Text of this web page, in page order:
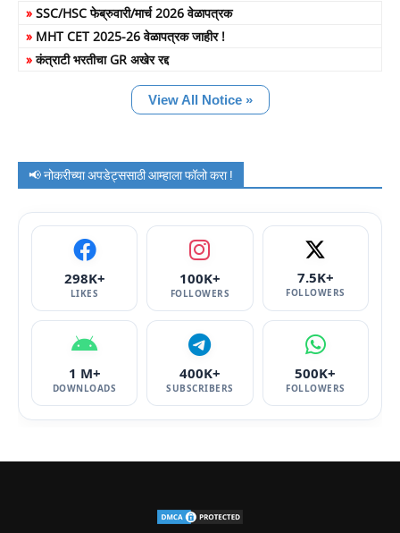
» SSC/HSC फेब्रुवारी/मार्च 2026 वेळापत्रक
» MHT CET 2025-26 वेळापत्रक जाहीर !
»कंत्राटी भरतीचा GR अखेर रद्द
View All Notice »
📢 नोकरीच्या अपडेट्ससाठी आम्हाला फॉलो करा !
298K+
LIKES
100K+
FOLLOWERS
7.5K+
FOLLOWERS
1 M+
DOWNLOADS
400K+
SUBSCRIBERS
500K+
FOLLOWERS